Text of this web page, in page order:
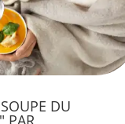
DU
PAR